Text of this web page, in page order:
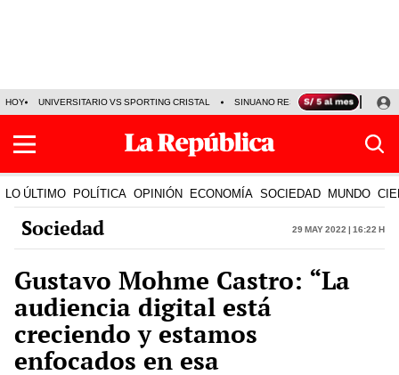
HOY UNIVERSITARIO VS SPORTING CRISTAL SINUANO RESULTADOS HOY
LO ÚLTIMO POLÍTICA OPINIÓN ECONOMÍA SOCIEDAD MUNDO
Sociedad 29 May 2022 | 16:22 h
Gustavo Mohme Castro: “La
audiencia digital está
creciendo y estamos
enfocados en esa